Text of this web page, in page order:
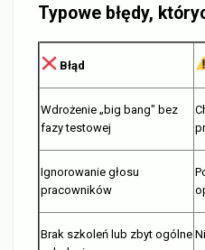
Typowe błędy,
Błąd
Wdrożenie „big bang" bez
fazy testowej
Ignorowanie głosu
pracowników
Brak szkoleń lub zbyt ogólne